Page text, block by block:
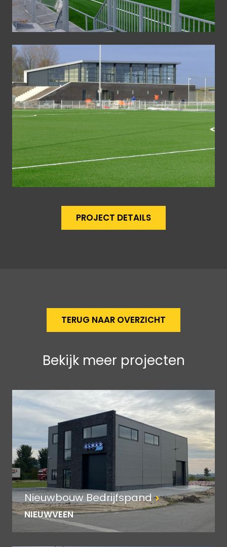
PROJECT DETAILS
TERUG NAAR OVERZICHT
Bekijk meer projecten
Nieuwbouw Bedrijfspand
NIEUWVEEN